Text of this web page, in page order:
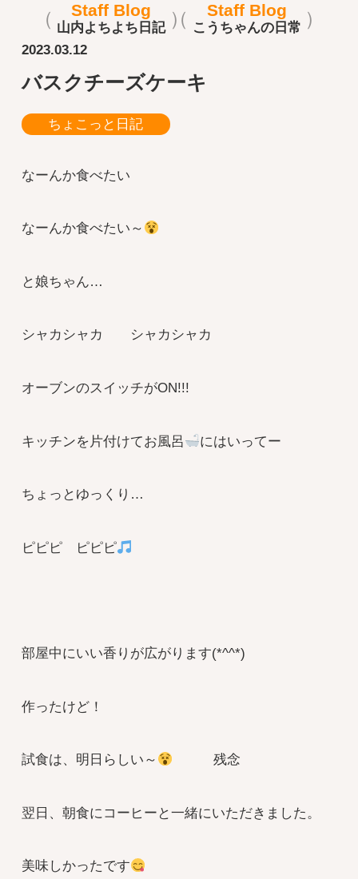
Staff Blog
山内よちよち日記
Staff Blog
こうちゃんの日常
2023.03.12
バスクチーズケーキ
ちょこっと日記
なーんか食べたい
なーんか食べたい～
と娘ちゃん…
シャカシャカ シャカシャカ
オーブンのスイッチがON!!!
キッチンを片付けてお風呂 にはいってー
ちょっとゆっくり…
ピピピ ピピピ
部屋中にいい香りが広がります(*^^*)
作ったけど！
試食は、明日らしい～ 残念
翌日、朝食にコーヒーと一緒にいただきました。
美味しかったです